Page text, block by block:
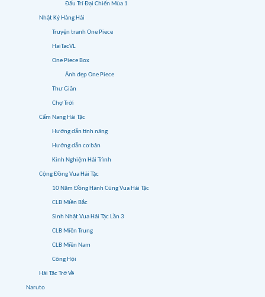
Đấu Trí Đại Chiến Mùa 1
Nhật Ký Hàng Hải
Truyện tranh One Piece
HaiTacVL
One Piece Box
Ảnh đẹp One Piece
Thư Giãn
Chợ Trời
Cẩm Nang Hải Tặc
Hướng dẫn tính năng
Hướng dẫn cơ bản
Kinh Nghiệm Hải Trình
Cộng Đồng Vua Hải Tặc
10 Năm Đồng Hành Cùng Vua Hải Tặc
CLB Miền Bắc
Sinh Nhật Vua Hải Tặc Lần 3
CLB Miền Trung
CLB Miền Nam
Công Hội
Hải Tặc Trở Về
Naruto